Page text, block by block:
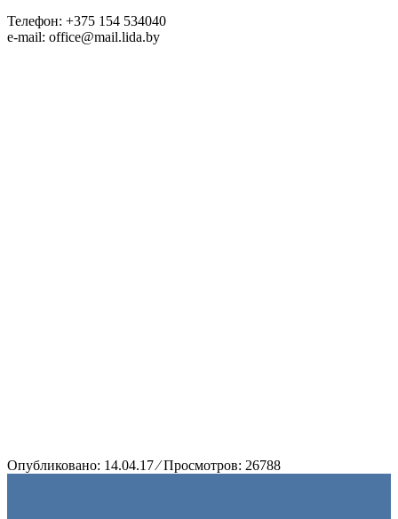
Телефон: +375 154 534040
e-mail: office@mail.lida.by
Опубликовано: 14.04.17 ⁄Просмотров: 26788